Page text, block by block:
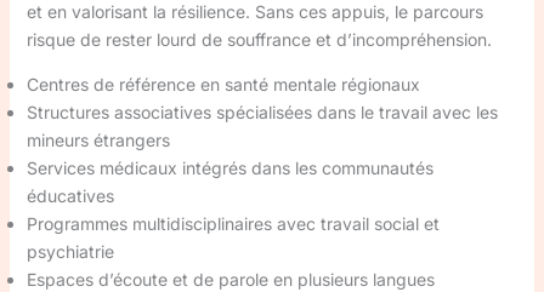
et en valorisant la résilience. Sans ces appuis, le parcours
risque de rester lourd de souffrance et d’incompréhension.
Centres de référence en santé mentale régionaux
Structures associatives spécialisées dans le travail avec les
mineurs étrangers
Services médicaux intégrés dans les communautés
éducatives
Programmes multidisciplinaires avec travail social et
psychiatrie
Espaces d’écoute et de parole en plusieurs langues